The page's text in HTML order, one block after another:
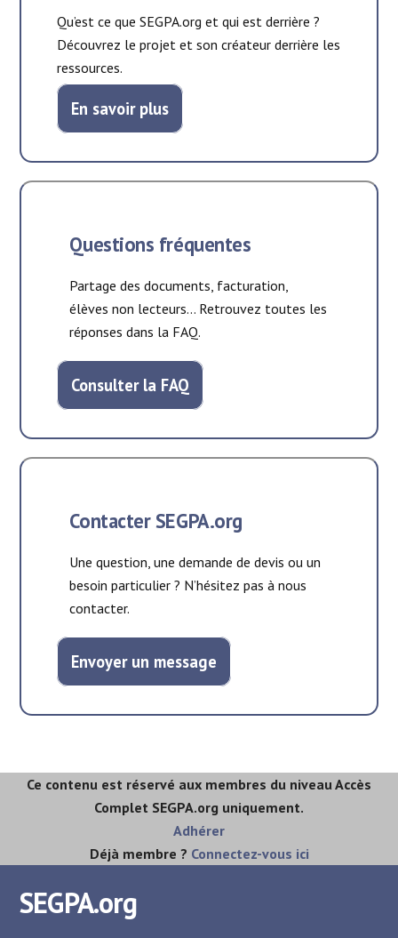
Qu’est ce que SEGPA.org et qui est derrière ?
Découvrez le projet et son créateur derrière les
ressources.
En savoir plus
Questions fréquentes
Partage des documents, facturation,
élèves non lecteurs… Retrouvez toutes les
réponses dans la FAQ.
Consulter la FAQ
Contacter SEGPA.org
Une question, une demande de devis ou un
besoin particulier ? N’hésitez pas à nous
contacter.
Envoyer un message
Ce contenu est réservé aux membres du niveau Accès
Complet SEGPA.org uniquement.
Adhérer
Déjà membre ? Connectez-vous ici
SEGPA.org